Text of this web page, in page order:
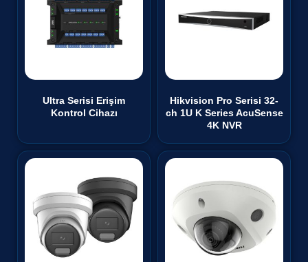
Ultra Serisi Erişim
Kontrol Cihazı
Hikvision Pro Serisi 32-
ch 1U K Series AcuSense
4K NVR